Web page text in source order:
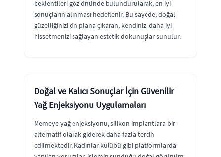
beklentileri göz önünde bulundurularak, en iyi
sonuçların alınması hedeflenir. Bu sayede, doğal
güzelliğinizi ön plana çıkaran, kendinizi daha iyi
hissetmenizi sağlayan estetik dokunuşlar sunulur.
Doğal ve Kalıcı Sonuçlar İçin Güvenilir
Yağ Enjeksiyonu Uygulamaları
Memeye yağ enjeksiyonu, silikon implantlara bir
alternatif olarak giderek daha fazla tercih
edilmektedir. Kadınlar kulübü gibi platformlarda